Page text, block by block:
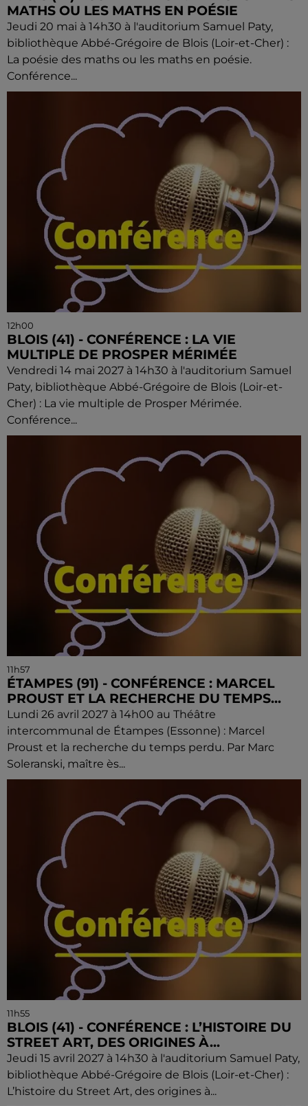
MATHS OU LES MATHS EN POÉSIE
Jeudi 20 mai à 14h30 à l'auditorium Samuel Paty,
bibliothèque Abbé-Grégoire de Blois (Loir-et-Cher) :
La poésie des maths ou les maths en poésie.
Conférence...
12h00
BLOIS (41) - CONFÉRENCE : LA VIE
MULTIPLE DE PROSPER MÉRIMÉE
Vendredi 14 mai 2027 à 14h30 à l'auditorium Samuel
Paty, bibliothèque Abbé-Grégoire de Blois (Loir-et-
Cher) : La vie multiple de Prosper Mérimée.
Conférence...
11h57
ÉTAMPES (91) - CONFÉRENCE : MARCEL
PROUST ET LA RECHERCHE DU TEMPS...
Lundi 26 avril 2027 à 14h00 au Théâtre
intercommunal de Étampes (Essonne) : Marcel
Proust et la recherche du temps perdu. Par Marc
Soleranski, maître ès...
11h55
BLOIS (41) - CONFÉRENCE : L’HISTOIRE DU
STREET ART, DES ORIGINES À...
Jeudi 15 avril 2027 à 14h30 à l'auditorium Samuel Paty,
bibliothèque Abbé-Grégoire de Blois (Loir-et-Cher) :
L’histoire du Street Art, des origines à...